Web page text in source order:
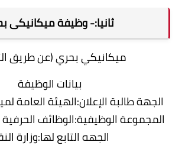
ثانيا:- وظيفة ميكانيكى
ميكانيكي بحري (عن طريق
بيانات الوظيفة
الجهة طالبة الإعلان:الهيئة العامة
المجموعة الوظيفية:الوظائف
الجهه التابع لها:وزارة